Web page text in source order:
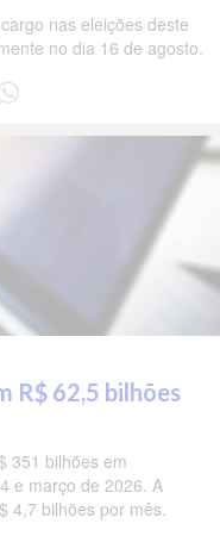
nas eleições deste
no dia 16 de agosto.
R$ 62,5 bilhões
351 bilhões em
e março de 2026. A
4,7 bilhões por mês.